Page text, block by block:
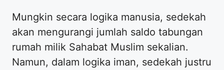
Mungkin secara logika manusia, sedekah
akan mengurangi jumlah saldo tabungan
rumah milik Sahabat Muslim sekalian.
Namun, dalam logika iman, sedekah justru